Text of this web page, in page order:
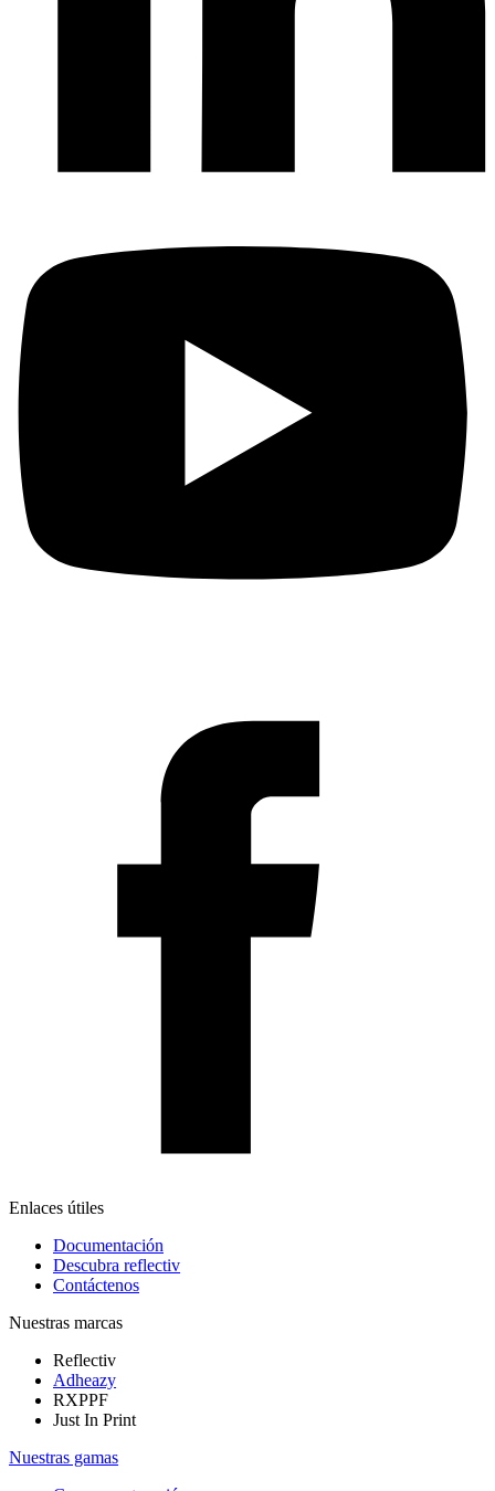
Enlaces útiles
Documentación
Descubra reflectiv
Contáctenos
Nuestras marcas
Reflectiv
Adheazy
RXPPF
Just In Print
Nuestras gamas